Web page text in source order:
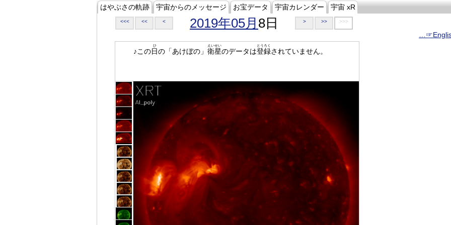
はやぶさの軌跡 宇宙からのメッセージ お宝データ 宇宙カレンダー 宇宙 xR
<<< << < 2019年05月 8日 > >> >>>
♪この日
ひ
の「あけぼの」 衛星
えいせい
のデータは登録
とうろく
されていません。